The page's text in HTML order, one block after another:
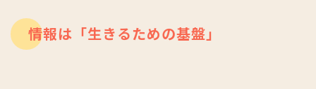
情報は「生きるための基盤」